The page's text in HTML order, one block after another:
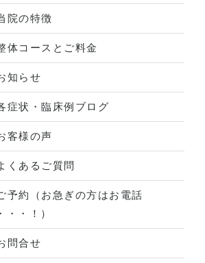
院の特徴
体コースとご料金
知らせ
症状・臨床例ブログ
客様の声
くあるご質問
予約（お急ぎの方はお電話
・・！）
問合せ